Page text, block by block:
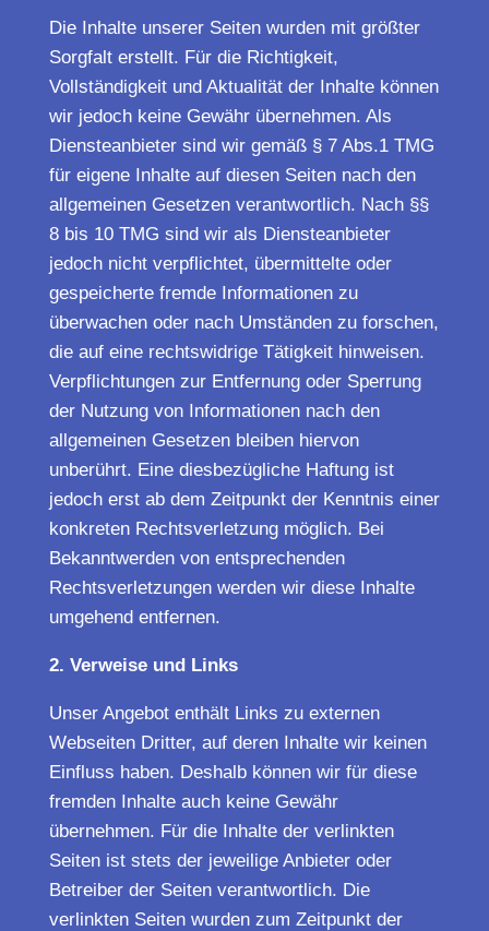
Die Inhalte unserer Seiten wurden mit größter
Sorgfalt erstellt. Für die Richtigkeit,
Vollständigkeit und Aktualität der Inhalte können
wir jedoch keine Gewähr übernehmen. Als
Diensteanbieter sind wir gemäß § 7 Abs.1 TMG
für eigene Inhalte auf diesen Seiten nach den
allgemeinen Gesetzen verantwortlich. Nach §§
8 bis 10 TMG sind wir als Diensteanbieter
jedoch nicht verpflichtet, übermittelte oder
gespeicherte fremde Informationen zu
überwachen oder nach Umständen zu forschen,
die auf eine rechtswidrige Tätigkeit hinweisen.
Verpflichtungen zur Entfernung oder Sperrung
der Nutzung von Informationen nach den
allgemeinen Gesetzen bleiben hiervon
unberührt. Eine diesbezügliche Haftung ist
jedoch erst ab dem Zeitpunkt der Kenntnis einer
konkreten Rechtsverletzung möglich. Bei
Bekanntwerden von entsprechenden
Rechtsverletzungen werden wir diese Inhalte
umgehend entfernen.
2. Verweise und Links
Unser Angebot enthält Links zu externen
Webseiten Dritter, auf deren Inhalte wir keinen
Einfluss haben. Deshalb können wir für diese
fremden Inhalte auch keine Gewähr
übernehmen. Für die Inhalte der verlinkten
Seiten ist stets der jeweilige Anbieter oder
Betreiber der Seiten verantwortlich. Die
verlinkten Seiten wurden zum Zeitpunkt der